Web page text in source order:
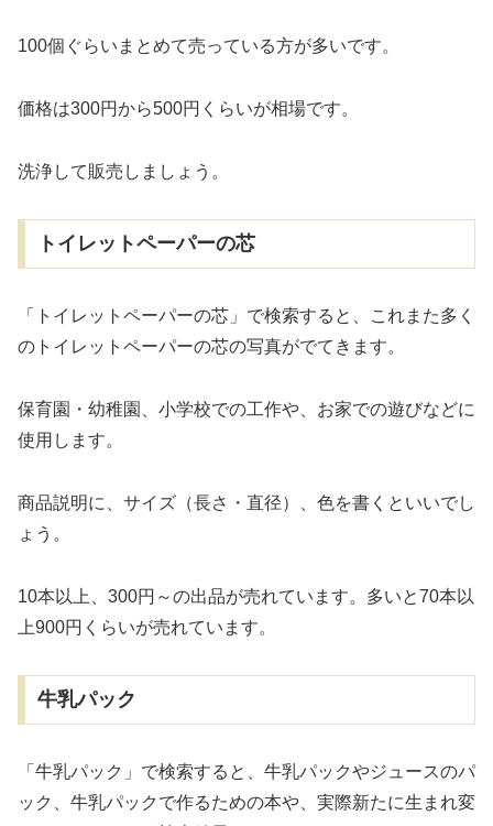
100個ぐらいまとめて売っている方が多いです。
価格は300円から500円くらいが相場です。
洗浄して販売しましょう。
トイレットペーパーの芯
「トイレットペーパーの芯」で検索すると、これまた多く
のトイレットペーパーの芯の写真がでてきます。
保育園・幼稚園、小学校での工作や、お家での遊びなどに
使用します。
商品説明に、サイズ（長さ・直径）、色を書くといいでし
ょう。
10本以上、300円～の出品が売れています。多いと70本以
上900円くらいが売れています。
牛乳パック
「牛乳パック」で検索すると、牛乳パックやジュースのパ
ック、牛乳パックで作るための本や、実際新たに生まれ変